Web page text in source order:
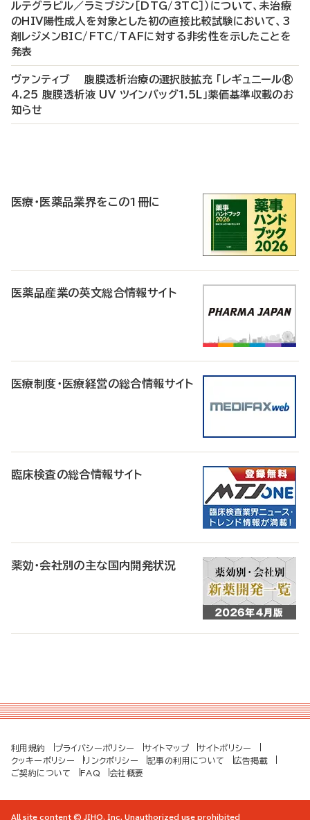
ルテグラビル／ラミブジン［DTG/3TC］）について、未治療
のHIV陽性成人を対象とした初の直接比較試験において、3
剤レジメンBIC/FTC/TAFに対する非劣性を示したことを
発表
ヴァンティブ 腹膜透析治療の選択肢拡充 「レギュニール®
4.25 腹膜透析液 UV ツインバッグ1.5L」薬価基準収載のお
知らせ
医療・医薬品業界をこの1冊に
医薬品産業の英文総合情報サイト
医療制度・医療経営の総合情報サイト
臨床検査の総合情報サイト
薬効・会社別の主な国内開発状況
利用規約 プライバシーポリシー サイトマップ
サイトポリシー
クッキーポリシー
リンクポリシー 記事の利用について
広告掲載
ご契約について
FAQ 会社概要
All site content © JIHO, Inc. Unauthorized use prohibited